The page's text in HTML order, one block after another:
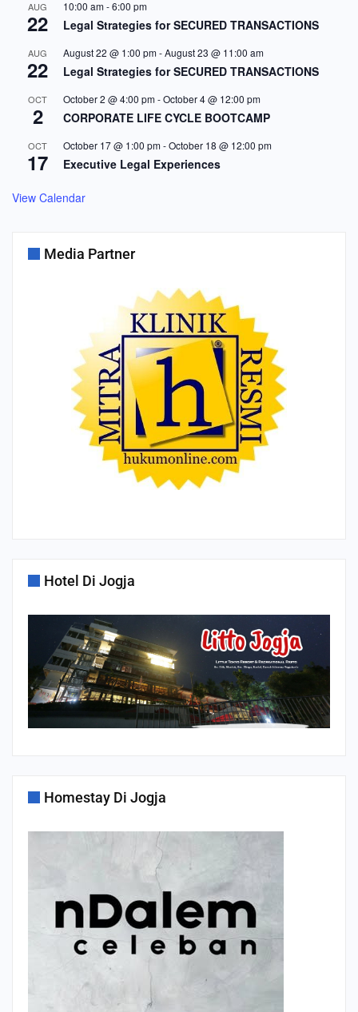
AUG
22
10:00 am-6:00 pm
Legal Strategies for SECURED TRANSACTIONS
AUG
22
August 22 @ 1:00 pm-August 23 @ 11:00 am
Legal Strategies for SECURED TRANSACTIONS
OCT
2
October 2 @ 4:00 pm-October 4 @ 12:00 pm
CORPORATE LIFE CYCLE BOOTCAMP
OCT
17
October 17 @ 1:00 pm-October 18 @ 12:00 pm
Executive Legal Experiences
View Calendar
Media Partner
Hotel Di Jogja
Homestay Di Jogja